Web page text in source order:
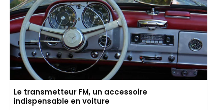
Le transmetteur FM, un accessoire
indispensable en voiture